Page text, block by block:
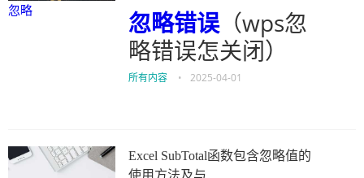
忽略 忽略错误（wps忽
略错误怎关闭）
所有内容 • 2025-04-01
Excel SubTotal函数包含忽略值的
使用方法及与